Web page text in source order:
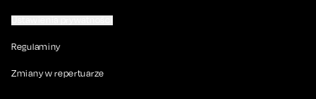
Regulaminy
Zmiany w repertuarze